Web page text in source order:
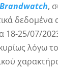
Brandwatch,
δεδομένα
18-25/07/
λόγω